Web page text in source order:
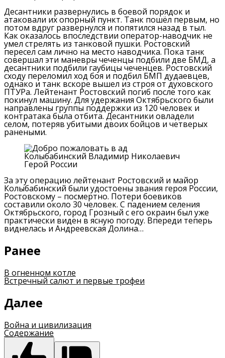
Десантники развернулись в боевой порядок и
атаковали их опорный пункт. Танк пошёл первым, но
потом вдруг развернулся и попятился назад в тыл.
Как оказалось впоследствии оператор-наводчик не
умел стрелять из танковой пушки. Ростовский
пересел сам лично на место наводчика. Пока танк
совершал эти маневры чеченцы подбили две БМД, а
десантники подбили гаубицы чеченцев. Ростовский
сходу переломил ход боя и подбил БМП дудаевцев,
однако и танк вскоре вышел из строя от духовского
ПТУРа. Лейтенант Ростовский погиб после того как
покинул машину. Для удержания Октябрьского были
направлены группы поддержки из 120 человек и
контратака была отбита.Десантники овладели
селом, потеряв убитыми двоих бойцов и четверых
ранеными.
Колыбабинский Владимир Николаевич
Герой России
За эту операцию лейтенант Ростовский и майор
Колыбабинский были удостоены звания героя России,
Ростовскому – посмертно. Потери боевиков
составили около 30 человек. С падением селения
Октябрьского, город Грозный с его окраин был уже
практически виден в ясную погоду. Впереди теперь
виднелась и Андреевская Долина…
Ранее
В огненном котле
Встречный салют и первые трофеи
Далее
Война и цивилизация
Содержание